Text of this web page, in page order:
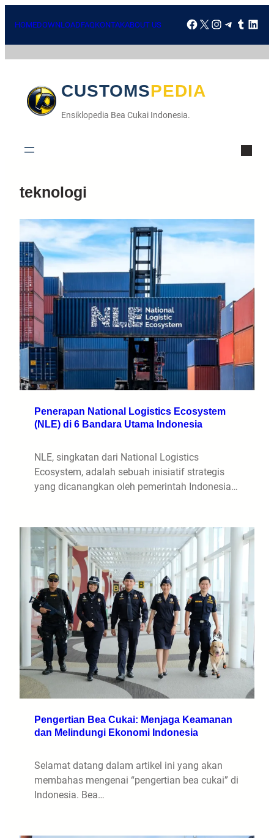
HOMEDOWNLOADFAQKONTAKABOUT US
CUSTOMSPEDIA
Ensiklopedia Bea Cukai Indonesia.
teknologi
Penerapan National Logistics Ecosystem
(NLE) di 6 Bandara Utama Indonesia
NLE, singkatan dari National Logistics
Ecosystem, adalah sebuah inisiatif strategis
yang dicanangkan oleh pemerintah Indonesia…
Pengertian Bea Cukai: Menjaga Keamanan
dan Melindungi Ekonomi Indonesia
Selamat datang dalam artikel ini yang akan
membahas mengenai “pengertian bea cukai” di
Indonesia. Bea…